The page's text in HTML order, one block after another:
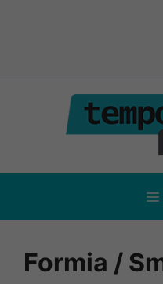
contenuto
Formia /